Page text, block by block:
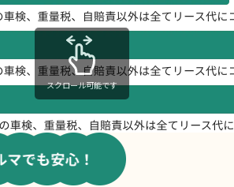
スクロール可能です